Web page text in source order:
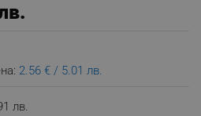
2.56 € / 5.01 лв.
лв.